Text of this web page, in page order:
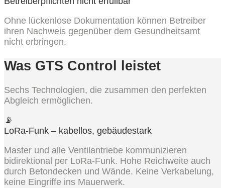
Ohne lückenlose Dokumentation können Betreiber
ihren Nachweis gegenüber dem Gesundheitsamt
nicht erbringen.
Was GTS Control leistet
Sechs Technologien, die zusammen den perfekten
Abgleich ermöglichen.
📡
LoRa-Funk – kabellos, gebäudestark
Master und alle Ventilantriebe kommunizieren
bidirektional per LoRa-Funk. Hohe Reichweite auch
durch Betondecken und Wände. Keine Verkabelung,
keine Eingriffe ins Mauerwerk.